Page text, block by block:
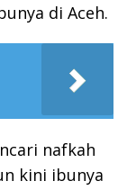
di Aceh.
nafkah
kini ibunya